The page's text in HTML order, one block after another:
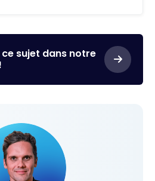
sujet dans notre